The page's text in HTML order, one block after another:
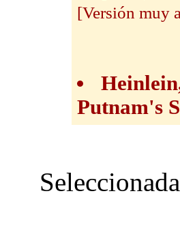
[Versión muy
Putnam's